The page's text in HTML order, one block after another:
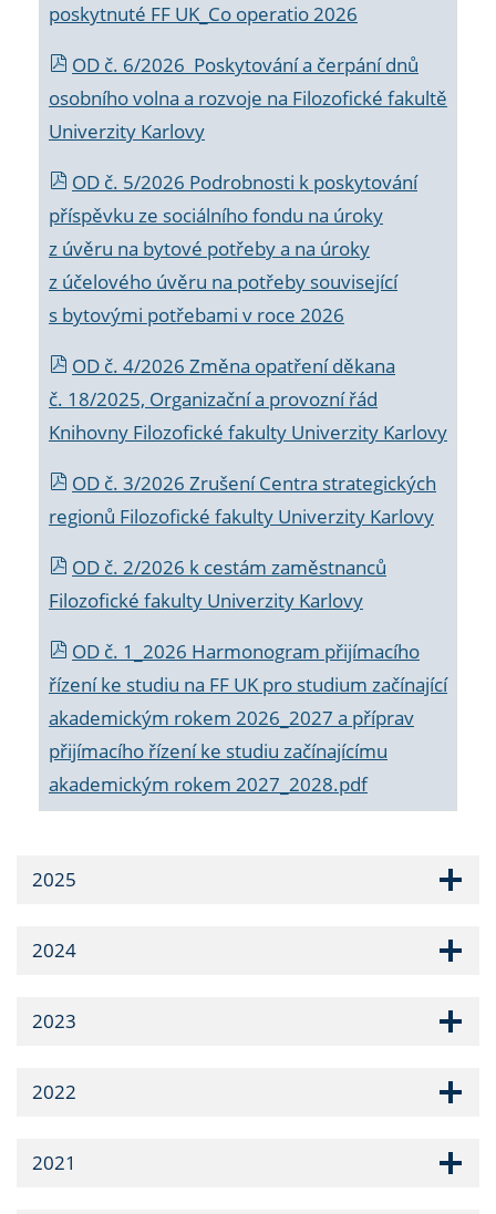
poskytnuté FF UK_Co operatio 2026
OD č. 6/2026 Poskytování a čerpání dnů
osobního volna a rozvoje na Filozofické fakultě
Univerzity Karlovy
OD č. 5/2026 Podrobnosti k poskytování
příspěvku ze sociálního fondu na úroky
z úvěru na bytové potřeby a na úroky
z účelového úvěru na potřeby související
s bytovými potřebami v roce 2026
OD č. 4/2026 Změna opatření děkana
č. 18/2025, Organizační a provozní řád
Knihovny Filozofické fakulty Univerzity Karlovy
OD č. 3/2026 Zrušení Centra strategických
regionů Filozofické fakulty Univerzity Karlovy
OD č. 2/2026 k cestám zaměstnanců
Filozofické fakulty Univerzity Karlovy
OD č. 1_2026 Harmonogram přijímacího
řízení ke studiu na FF UK pro studium začínající
akademickým rokem 2026_2027 a příprav
přijímacího řízení ke studiu začínajícímu
akademickým rokem 2027_2028.pdf
2025
2024
2023
2022
2021